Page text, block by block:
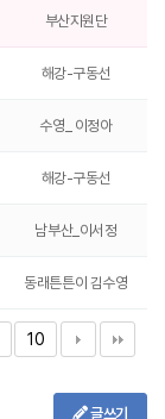
부산지원단
해강-구동선
수영_ 이정아
해강-구동선
남부산_이서정
동래튼튼이 김수영
10
글쓰기